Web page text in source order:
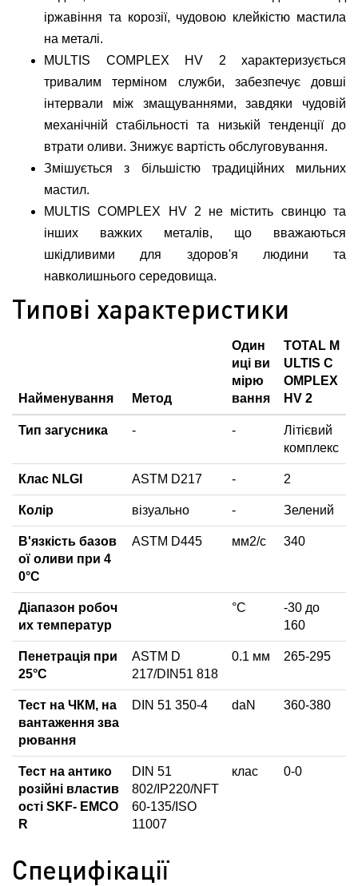
іржавіння та корозії, чудовою клейкістю мастила
на металі.
MULTIS COMPLEX HV 2 характеризується
тривалим терміном служби, забезпечує довші
інтервали між змащуваннями, завдяки чудовій
механічній стабільності та низькій тенденції до
втрати оливи. Знижує вартість обслуговування.
Змішується з більшістю традиційних мильних
мастил.
MULTIS COMPLEX HV 2 не містить свинцю та
інших важких металів, що вважаються
шкідливими для здоров'я людини та
навколишнього середовища.
Типові характеристики
Найменування Метод
Один
иці ви
мірю
вання
TOTAL M
ULTIS C
OMPLEX
HV 2
Тип загусника - -
Літієвий
комплекс
Клас NLGI ASTM D217 - 2
Колір візуально - Зелений
В'язкість базов
ої оливи при 4
0°C
ASTM D445 мм2/с 340
Діапазон робоч
их температур
°C
-30 до
160
Пенетрація при
25°C
ASTM D
217/DIN51 818
0.1 мм 265-295
Тест на ЧКМ, на
вантаження зва
рювання
DIN 51 350-4 daN 360-380
Тест на антико
розійні властив
ості SKF- EMCO
R
DIN 51
802/IP220/NFT
60-135/ISO
11007
клас 0-0
Специфікації